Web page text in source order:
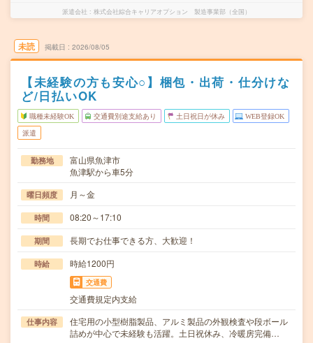
派遣会社 株式会社綜合キャリアオプション 製造事業部（全国）
未読 掲載日 2026/08/05
【未経験の方も安心○】梱包・出荷・仕分けな
ど/日払いOK
職種未経験OK 交通費別途支給あり 土日祝日が休み WEB登録OK
派遣
勤務地
富山県魚津市
魚津駅から車5分
曜日頻度 月～金
時間 08:20～17:10
期間 長期でお仕事できる方、大歓迎！
時給 時給1200円
交通費
交通費規定内支給
仕事内容
住宅用の小型樹脂製品、アルミ製品の外観検査や段ボール
詰めが中心で未経験も活躍。土日祝休み、冷暖房完備…